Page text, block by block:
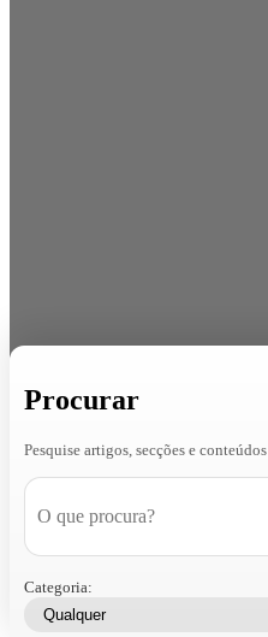
Procurar
Pesquise artigos, secções e conteúdos
Categoria: